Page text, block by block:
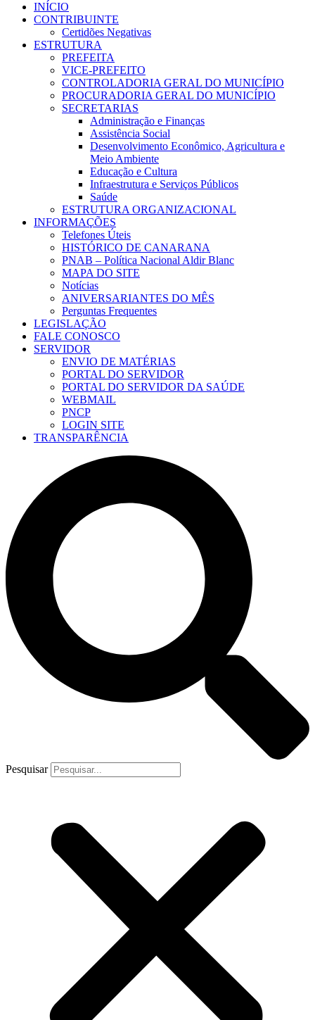
INÍCIO
CONTRIBUINTE
Certidões Negativas
ESTRUTURA
PREFEITA
VICE-PREFEITO
CONTROLADORIA GERAL DO MUNICÍPIO
PROCURADORIA GERAL DO MUNICÍPIO
SECRETARIAS
Administração e Finanças
Assistência Social
Desenvolvimento Econômico, Agricultura e
Meio Ambiente
Educação e Cultura
Infraestrutura e Serviços Públicos
Saúde
ESTRUTURA ORGANIZACIONAL
INFORMAÇÕES
Telefones Úteis
HISTÓRICO DE CANARANA
PNAB – Política Nacional Aldir Blanc
MAPA DO SITE
Notícias
ANIVERSARIANTES DO MÊS
Perguntas Frequentes
LEGISLAÇÃO
FALE CONOSCO
SERVIDOR
ENVIO DE MATÉRIAS
PORTAL DO SERVIDOR
PORTAL DO SERVIDOR DA SAÚDE
WEBMAIL
PNCP
LOGIN SITE
TRANSPARÊNCIA
Pesquisar